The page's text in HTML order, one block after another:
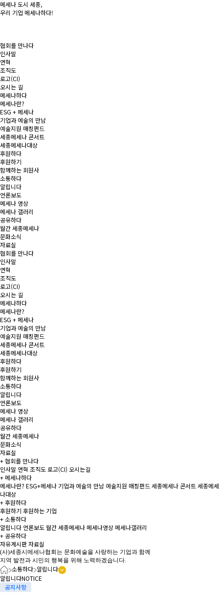
메세나 도시 세종,
우리 기업 메세나하다!
협회를 만나다
인사말
연혁
조직도
로고(CI)
오시는 길
메세나하다
메세나란?
ESG + 메세나
기업과 예술의 만남
예술지원 매칭펀드
세종메세나 콘서트
세종메세나대상
후원하다
후원하기
함께하는 회원사
소통하다
알립니다
언론보도
메세나 영상
메세나 갤러리
공유하다
월간 세종메세나
문화소식
자료실
협회를 만나다
인사말
연혁
조직도
로고(CI)
오시는 길
메세나하다
메세나란?
ESG + 메세나
기업과 예술의 만남
예술지원 매칭펀드
세종메세나 콘서트
세종메세나대상
후원하다
후원하기
함께하는 회원사
소통하다
알립니다
언론보도
메세나 영상
메세나 갤러리
공유하다
월간 세종메세나
문화소식
자료실
+협회를 만나다
인사말 연혁 조직도로고(CI) 오시는길
+ 메세나하다
메세나란? ESG+메세나기업과 예술의 만남 예술지원 매칭펀드 세종메세나 콘서트 세종메세
나대상
+후원하다
후원하기 후원하는 기업
+소통하다
알립니다 언론보도월간 세종메세나 메세나영상 메세나갤러리
+ 공유하다
자유게시판자료실
(사)세종시메세나협회는 문화예술을 사랑하는 기업과 함께
지역 발전과 시민의 행복을 위해 노력하겠습니다.
소통하다 알립니다
알립니다NOTICE
공지사항